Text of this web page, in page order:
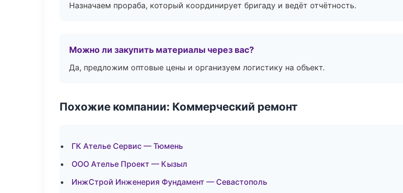
Назначаем прораба, который координирует бригаду и ведёт отчётность.
Можно ли закупить материалы через вас?
Да, предложим оптовые цены и организуем логистику на объект.
Похожие компании: Коммерческий ремонт
ГК Ателье Сервис — Тюмень
ООО Ателье Проект — Кызыл
ИнжСтрой Инженерия Фундамент — Севастополь